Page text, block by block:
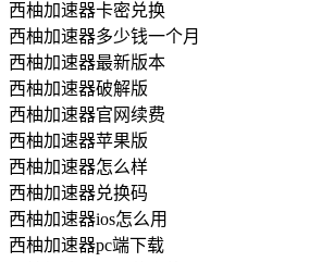
西柚加速器卡密兑换
西柚加速器多少钱一个月
西柚加速器最新版本
西柚加速器破解版
西柚加速器官网续费
西柚加速器苹果版
西柚加速器怎么样
西柚加速器兑换码
西柚加速器ios怎么用
西柚加速器pc端下载